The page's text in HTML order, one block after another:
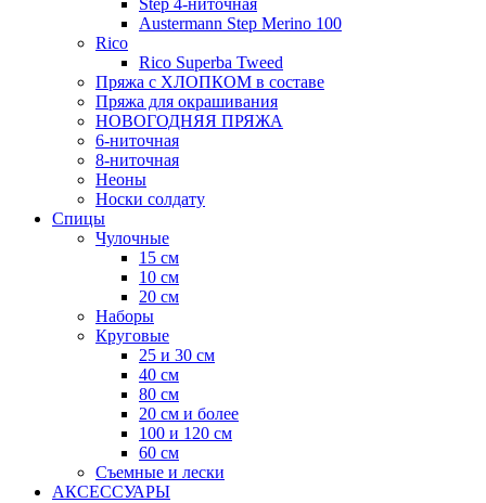
Step 4-ниточная
Austermann Step Merino 100
Rico
Rico Superba Tweed
Пряжа с ХЛОПКОМ в составе
Пряжа для окрашивания
НОВОГОДНЯЯ ПРЯЖА
6-ниточная
8-ниточная
Неоны
Носки солдату
Спицы
Чулочные
15 см
10 см
20 см
Наборы
Круговые
25 и 30 см
40 см
80 см
20 см и более
100 и 120 см
60 см
Съемные и лески
АКСЕССУАРЫ